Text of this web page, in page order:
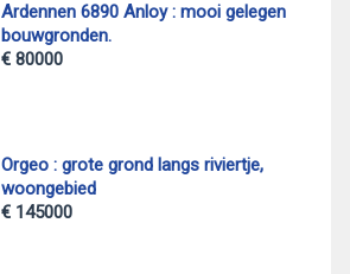
Ardennen 6890 Anloy : mooi gelegen
bouwgronden.
€ 80000
Orgeo : grote grond langs riviertje,
woongebied
€ 145000